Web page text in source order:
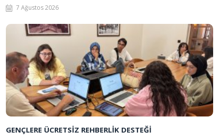
7 Ağustos 2026
GENÇLERE ÜCRETSİZ REHBERLİK DESTEĞİ